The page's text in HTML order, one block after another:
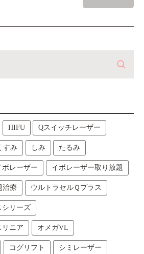
HIFU Qスイッチレーザー
すみ しみ たるみ
ボレーザー イボレーザー取り放題
治療 ウルトラセルＱプラス
シリーズ
リニア オメガVL
コグリフト シミレーザー